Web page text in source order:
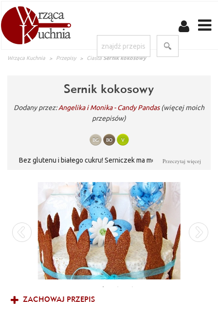
Wrząca Kuchnia Przepisy Ciasta Sernik kokosowy
Sernik kokosowy
Dodany przez:Angelika i Monika - Candy Pandas (więcej moich
przepisów)
Bez glutenu i białego cukru! Serniczek ma mocno kokosowy
strukturą nasionek chia. Wszystko przełamane kakaowymi
amarantusowymi ciasteczkami. Całość jest bardzo delikatna,
smaczna i dodatkowo cudnie urocza :)
Przeczytaj więcej
ZACHOWAJ PRZEPIS